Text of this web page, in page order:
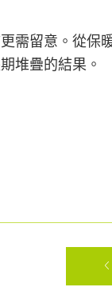
需留意。從
堆疊的結果。